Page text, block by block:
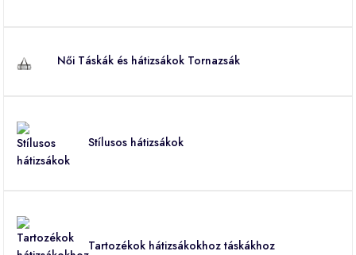
Női Táskák és hátizsákok Tornazsák
Stílusos hátizsákok
Tartozékok hátizsákokhoz táskákhoz